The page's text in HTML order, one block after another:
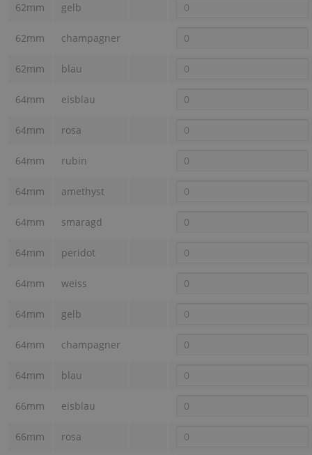
62mm gelb
62mm champagner
62mm blau
64mm eisblau
64mm rosa
64mm rubin
64mm amethyst
64mm smaragd
64mm peridot
64mm weiss
64mm gelb
64mm champagner
64mm blau
66mm eisblau
66mm rosa